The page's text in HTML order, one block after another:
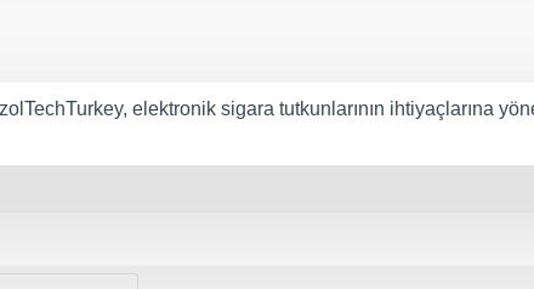
elektronik sigara tutkunlarının ihtiyaçlarına